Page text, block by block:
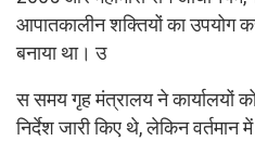
आपातकालीन शक्तियों का उपयोग
बनाया था। उ
स समय गृह मंत्रालय ने कार्यालयों
निर्देश जारी किए थे, लेकिन वर्तमान